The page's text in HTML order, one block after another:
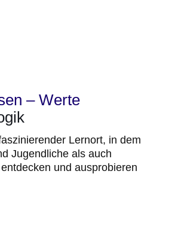
– Werte
Lernort, in dem
Jugendliche als auch
und ausprobieren